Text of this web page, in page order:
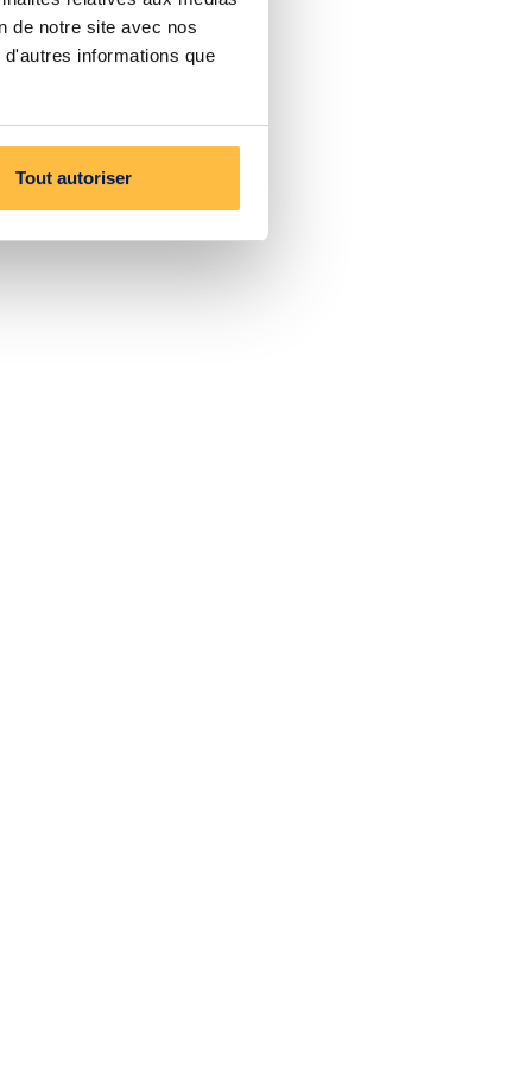
de notre site avec nos
informations que
Tout autoriser